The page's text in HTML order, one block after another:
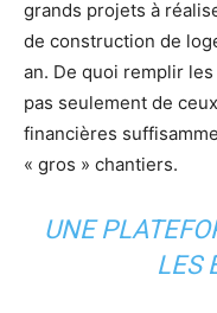
grands projets à
de construction de
an. De quoi remplir
pas seulement de
financières
« gros » chantiers.
UNE
LES